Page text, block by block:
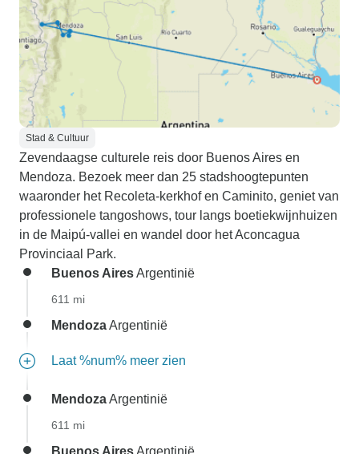
Stad & Cultuur
Zevendaagse culturele reis door Buenos Aires en
Mendoza. Bezoek meer dan 25 stadshoogtepunten
waaronder het Recoleta-kerkhof en Caminito, geniet van
professionele tangoshows, tour langs boetiekwijnhuizen
in de Maipú-vallei en wandel door het Aconcagua
Provinciaal Park.
Buenos AiresArgentinië
611 mi
MendozaArgentinië
Laat %num% meer zien
MendozaArgentinië
611 mi
Buenos AiresArgentinië